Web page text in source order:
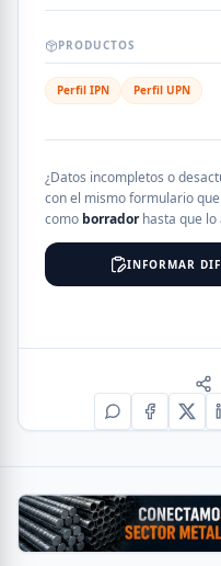
PRODUCTOS
Perfil IPN Perfil UPN
¿Datos incompletos o
con el mismo formulario
como borradorhasta que lo
INFORMAR